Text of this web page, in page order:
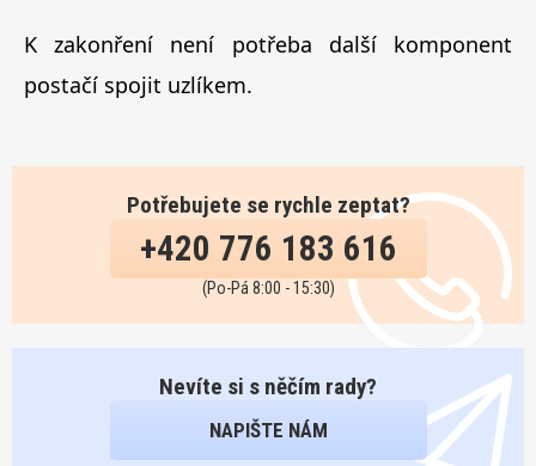
K zakonření není potřeba další komponent
postačí spojit uzlíkem.
Potřebujete se rychle zeptat?
+420 776 183 616
(Po-Pá 8:00 - 15:30)
Nevíte si s něčím rady?
NAPIŠTE NÁM